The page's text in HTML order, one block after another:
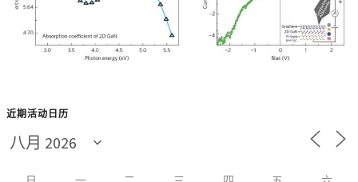
近期活动日历